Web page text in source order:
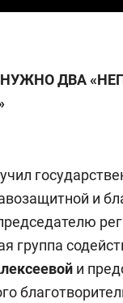
ДВА
и
группа
и